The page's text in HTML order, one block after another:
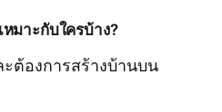
มาะกับใครบ้าง?
ต้องการสร้างบ้านบน